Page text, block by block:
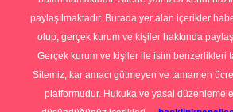
paylaşılmaktadır. Burada yer alan içerikler
olup, gerçek kurum ve kişiler hakkında
Gerçek kurum ve kişiler ile isim benzerlikleri
Sitemiz, kar amacı gütmeyen ve tamamen
platformudur. Hukuka ve yasal